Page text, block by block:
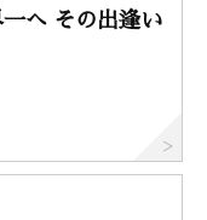
へ その出逢い